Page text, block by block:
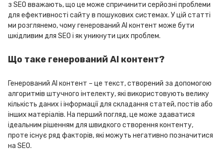
з SEO вважають, що це може спричинити серйозні проблеми
для ефективності сайту в пошукових системах. У цій статті
ми розглянемо, чому генерований AI контент може бути
шкідливим для SEO і як уникнути цих проблем.
Що таке генерований AI контент?
Генерований AI контент – це текст, створений за допомогою
алгоритмів штучного інтелекту, які використовують велику
кількість даних і інформації для складання статей, постів або
інших матеріалів. На перший погляд, це може здаватися
ідеальним рішенням для швидкого створення контенту,
проте існує ряд факторів, які можуть негативно позначитися
на SEO.